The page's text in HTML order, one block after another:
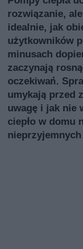
rozwiązanie,
idealnie, jak
użytkowników
minusach
zaczynają
oczekiwań.
umykają przed
uwagę i jak nie
ciepło w domu